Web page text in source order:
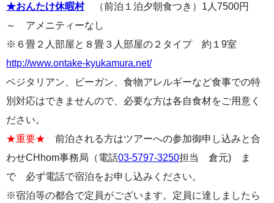
★おんたけ休暇村（前泊１泊夕朝食つき）1人7500円
～ アメニティーなし
※６畳２人部屋と８畳３人部屋の２タイプ 約１9室
http://www.ontake-kyukamura.net/
ベジタリアン、ビーガン、食物アレルギーなど食事での特
別対応はできませんので、必要な方は各自食材をご用意く
ださい。
★重要★ 前泊される方はツアーへの参加御申し込みと合
わせCHhom事務局（電話03-5797-3250担当 倉元) ま
で 必ず電話で宿泊をお申し込みください。
※宿泊等の都合で定員がございます。定員に達しましたら